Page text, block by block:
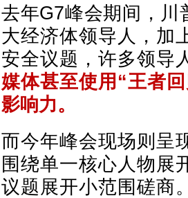
去年G7峰会期间，川
大经济体领导人，加
安全议题，许多领导
媒体甚至使用“王者
影响力。
而今年峰会现场则呈
围绕单一核心人物展
议题展开小范围磋商